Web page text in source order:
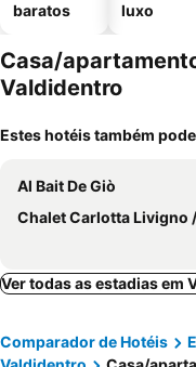
baratos
luxo
Casa/
Valdidentro
Estes hotéis também
Al Bait De Giò
Chalet Carlotta Livigno /
Ver todas as estadias em
Comparador de Hotéis